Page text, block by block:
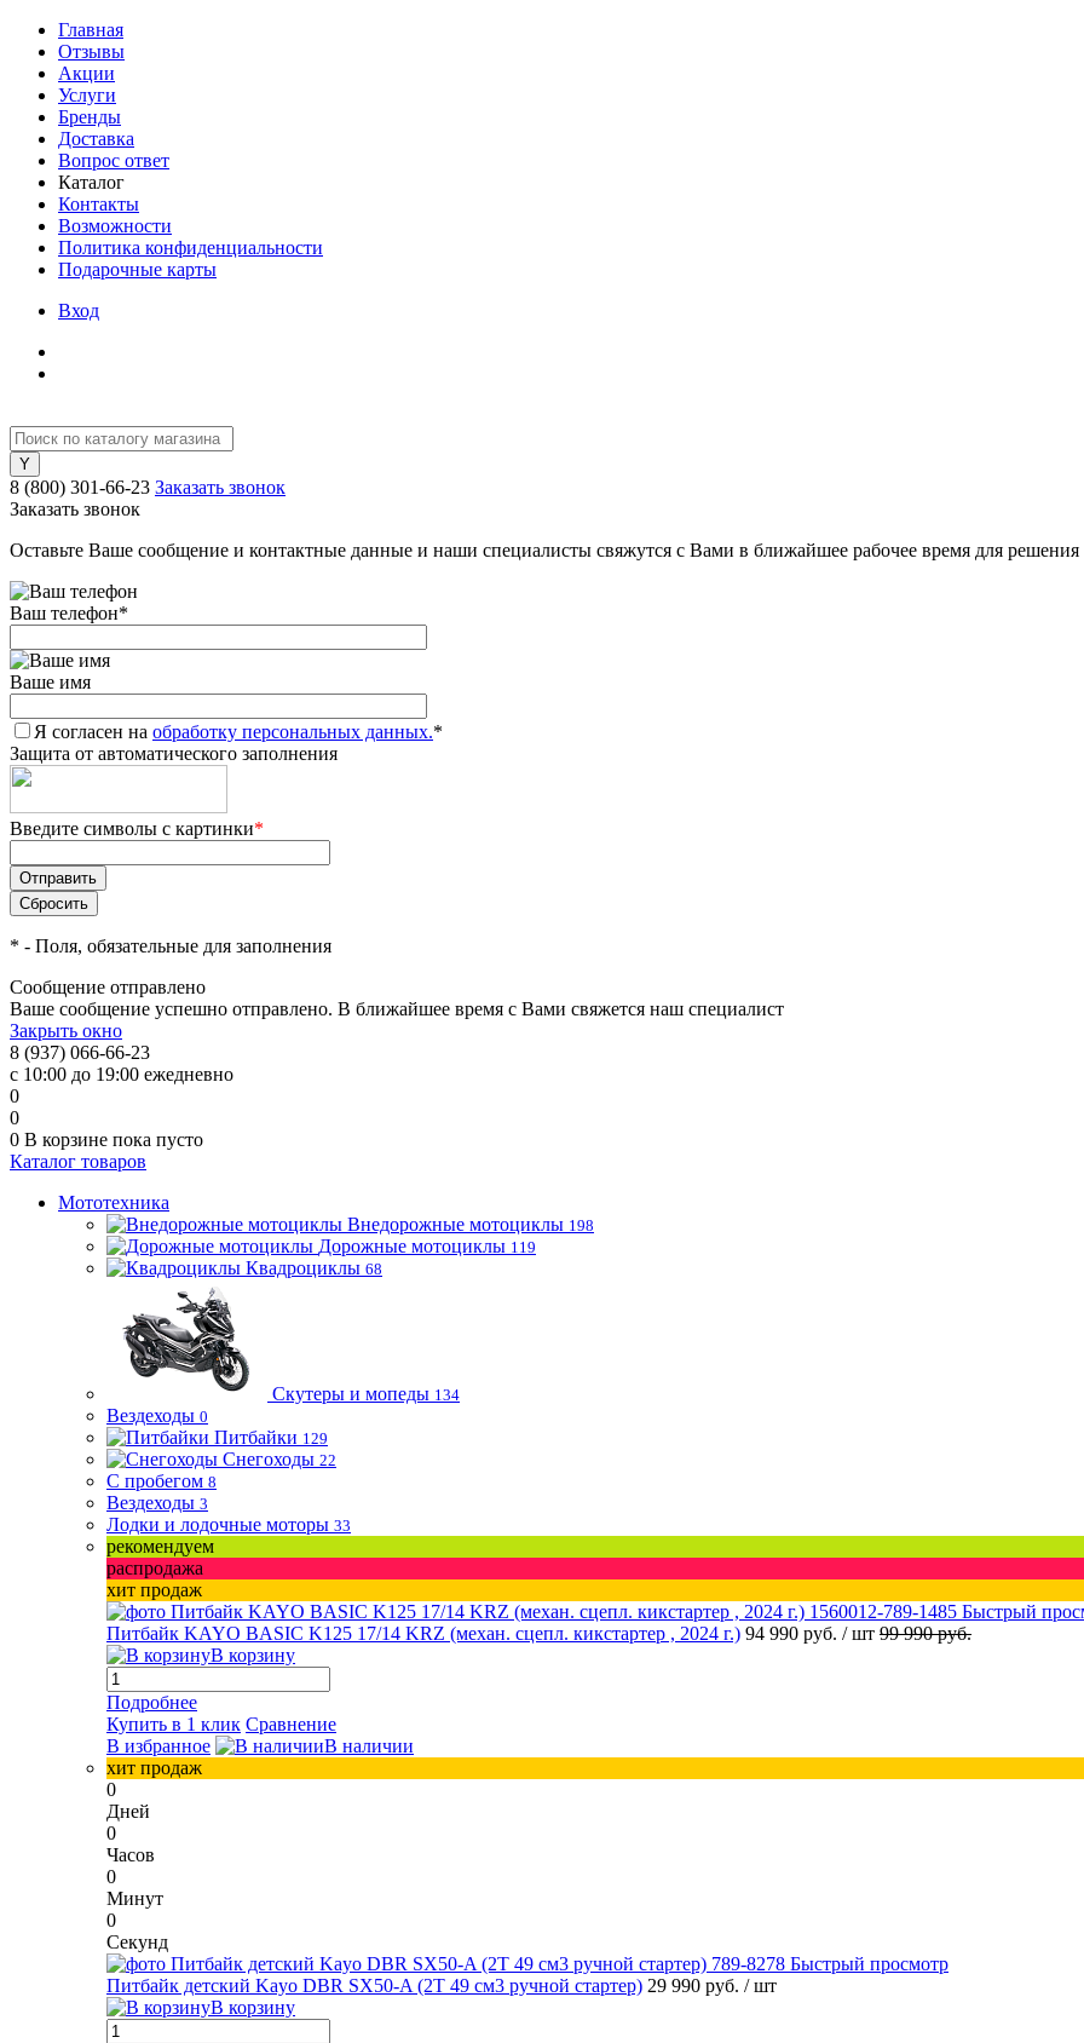
Главная
Отзывы
Акции
Услуги
Бренды
Доставка
Вопрос ответ
Каталог
Контакты
Возможности
Политика конфиденциальности
Подарочные карты
Вход
8 (800) 301-66-23 Заказать звонок
Заказать звонок
Оставьте Ваше сообщение и контактные данные и наши специалисты свяжутся с Вами в ближайшее рабочее время для
Ваш телефон*
Ваше имя
Я согласен на обработку персональных данных.*
Защита от автоматического заполнения
Введите символы с картинки*
* - Поля, обязательные для заполнения
Сообщение отправлено
Ваше сообщение успешно отправлено. В ближайшее время с Вами свяжется наш специалист
Закрыть окно
8 (937) 066-66-23
с 10:00 до 19:00 ежедневно
0
0
0 В корзине пока пусто
Каталог товаров
Мототехника
Внедорожные мотоциклы 198
Дорожные мотоциклы 119
Квадроциклы 68
Скутеры и мопеды 134
Вездеходы 0
Питбайки 129
Снегоходы 22
С пробегом 8
Вездеходы 3
Лодки и лодочные моторы 33
рекомендуем
распродажа
хит продаж
Быстрый
Питбайк KAYO BASIC K125 17/14 KRZ (механ. сцепл. кикстартер , 2024 г.) 94 990 руб. / шт 99 990 руб.
В корзину
Подробнее
Купить в 1 клик Сравнение
В избранное
В наличии
хит продаж
0
Дней
0
Часов
0
Минут
0
Секунд
Быстрый просмотр
Питбайк детский Kayo DBR SX50-A (2T 49 см3 ручной стартер) 29 990 руб. / шт
В корзину